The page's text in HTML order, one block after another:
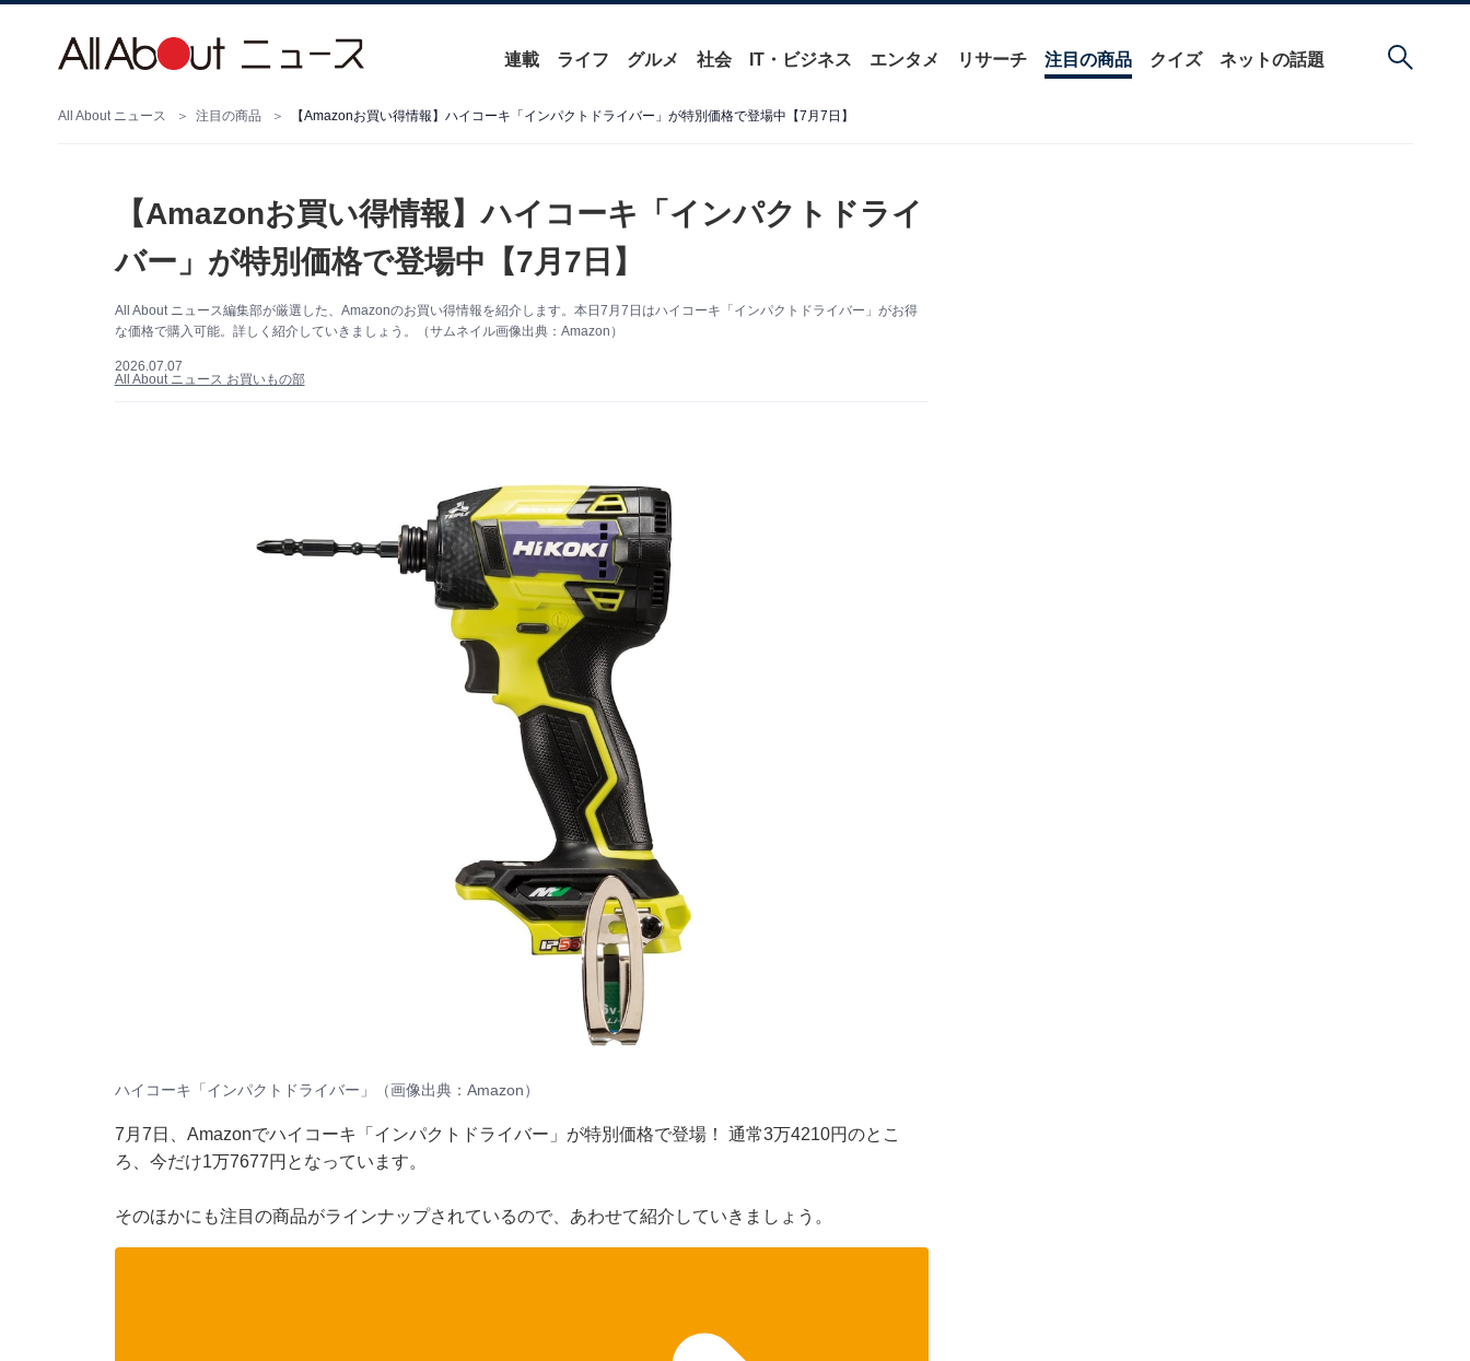
連載 ライフ グルメ 社会 IT・ビジネス エンタメ リサーチ 注目の商品 クイズ ネットの話題
All About ニュース 注目の商品 【Amazonお買い得情報】ハイコーキ「インパクトドライバー」が特別価格で登場中【7月7日】
【Amazonお買い得情報】ハイコーキ「インパクトドライ
バー」が特別価格で登場中【7月7日】
All About ニュース編集部が厳選した、Amazonのお買い得情報を紹介します。本日7月7日はハイコーキ「インパクトドライバー」がお得
な価格で購入可能。詳しく紹介していきましょう。（サムネイル画像出典：Amazon）
2026.07.07
All About ニュース お買いもの部
ハイコーキ「インパクトドライバー」（画像出典：Amazon）
7月7日、Amazonでハイコーキ「インパクトドライバー」が特別価格で登場！ 通常3万4210円のとこ
ろ、今だけ1万7677円となっています。
そのほかにも注目の商品がラインナップされているので、あわせて紹介していきましょう。